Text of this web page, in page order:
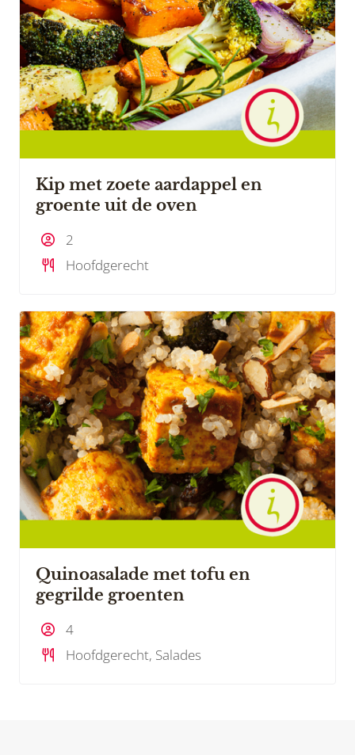
Kip met zoete aardappel en
groente uit de oven
2
Hoofdgerecht
Quinoasalade met tofu en
gegrilde groenten
4
Hoofdgerecht, Salades